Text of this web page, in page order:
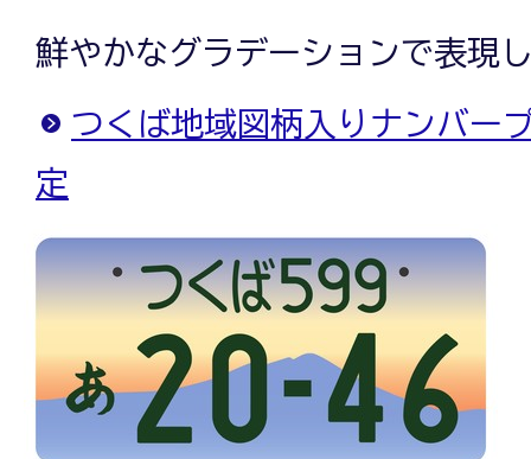
鮮やかなグラデーションで表現
つくば地域図柄入りナンバー
定